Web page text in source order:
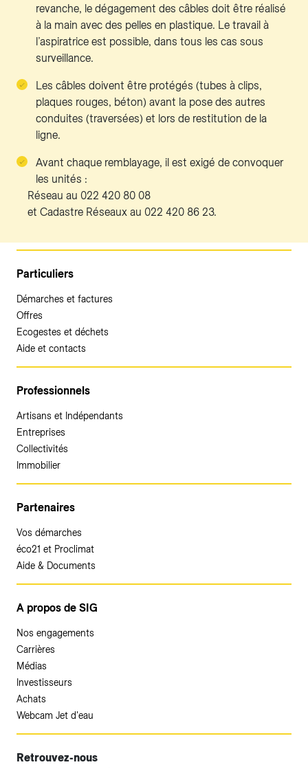
revanche, le dégagement des câbles doit être réalisé
à la main avec des pelles en plastique. Le travail à
l’aspiratrice est possible, dans tous les cas sous
surveillance.
Les câbles doivent être protégés (tubes à clips,
plaques rouges, béton) avant la pose des autres
conduites (traversées) et lors de restitution de la
ligne.
Avant chaque remblayage, il est exigé de convoquer
les unités :
Réseau au 022 420 80 08
et Cadastre Réseaux au 022 420 86 23.
Particuliers
Démarches et factures
Offres
Ecogestes et déchets
Aide et contacts
Professionnels
Artisans et Indépendants
Entreprises
Collectivités
Immobilier
Partenaires
Vos démarches
éco21 et Proclimat
Aide & Documents
A propos de SIG
Nos engagements
Carrières
Médias
Investisseurs
Achats
Webcam Jet d'eau
Retrouvez-nous